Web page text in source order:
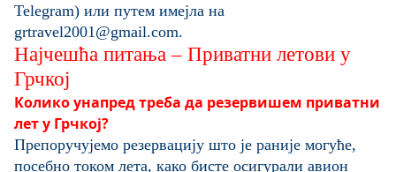
Telegram) или путем имејла на
grtravel2001@gmail.com.
Најчешћа питања – Приватни летови у
Грчкој
Колико унапред треба да резервишем приватни
лет у Грчкој?
Препоручујемо резервацију што је раније могуће,
посебно током лета, како бисте осигурали авион